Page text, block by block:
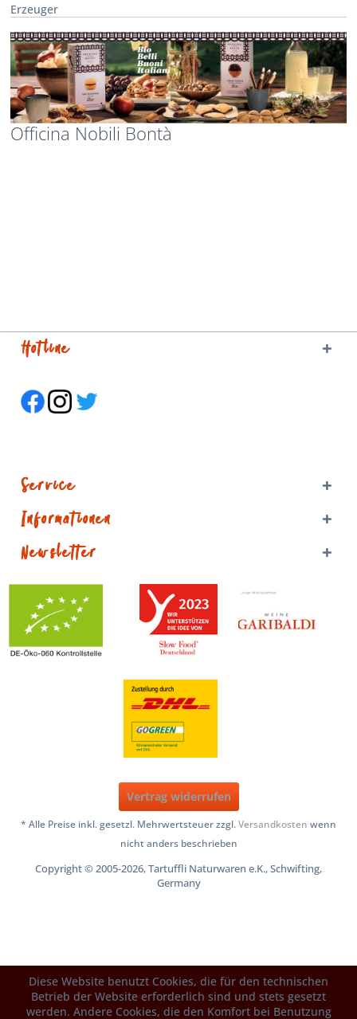
Erzeuger
Officina Nobili Bontà
Hotline
Service
Informationen
Newsletter
Vertrag widerrufen
* Alle Preise inkl. gesetzl. Mehrwertsteuer zzgl.Versandkosten wenn
nicht anders beschrieben
Copyright © 2005-2026, Tartuffli Naturwaren e.K., Schwifting,
Germany
Diese Website benutzt Cookies, die für den technischen
Betrieb der Website erforderlich sind und stets gesetzt
werden. Andere Cookies, die den Komfort bei Benutzung